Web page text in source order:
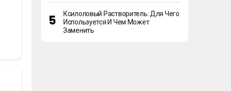
Ксилоловый Растворитель: Для Чего
Используется И Чем Может
Заменить